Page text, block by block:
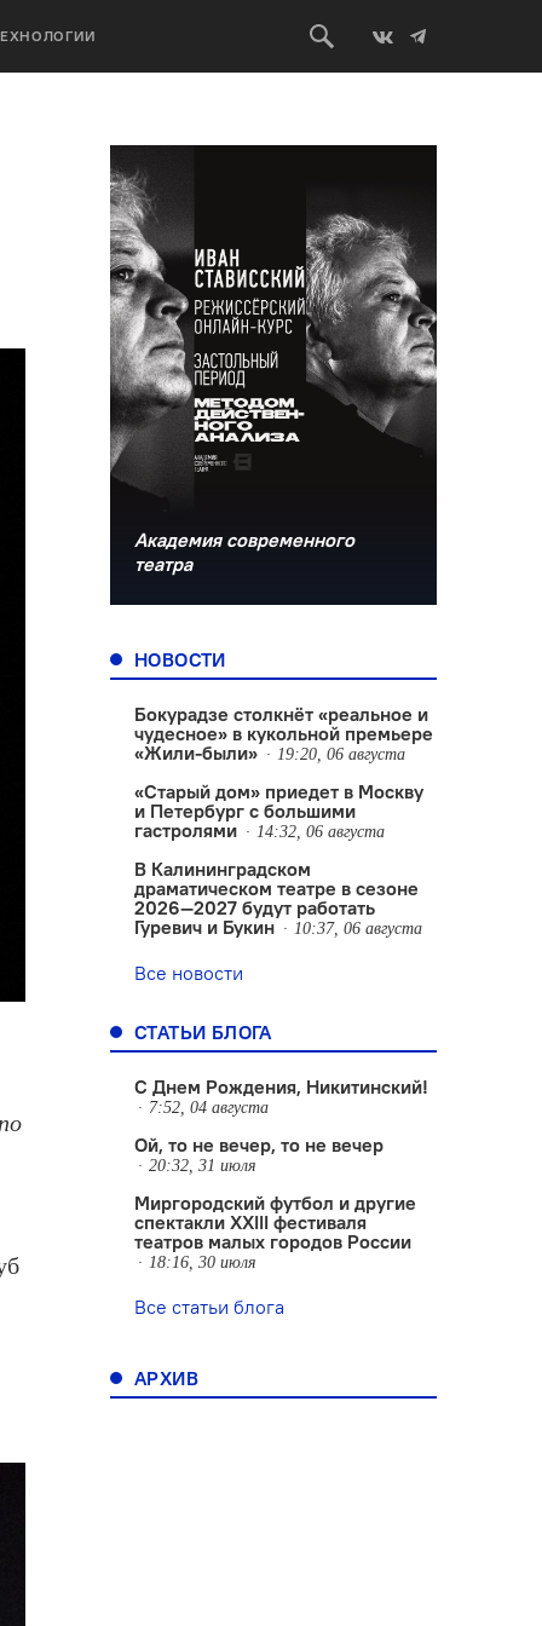
Академия современного
театра
НОВОСТИ
Бокурадзе столкнëт «реальное и
чудесное» в кукольной премьере
«Жили-были»
19:20, 06 августа
«Старый дом» приедет в Москву
и Петербург с большими
гастролями
14:32, 06 августа
В Калининградском
драматическом театре в сезоне
2026—2027 будут работать
Гуревич и Букин
10:37, 06 августа
Все новости
СТАТЬИ БЛОГА
С Днем Рождения, Никитинский!
7:52, 04 августа
Ой, то не вечер, то не вечер
20:32, 31 июля
Миргородский футбол и другие
спектакли XXIII фестиваля
театров малых городов России
18:16, 30 июля
Все статьи блога
АРХИВ